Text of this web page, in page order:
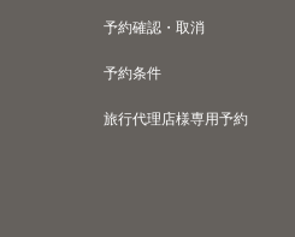
予約確認・取消
予約条件
旅行代理店様専用予約